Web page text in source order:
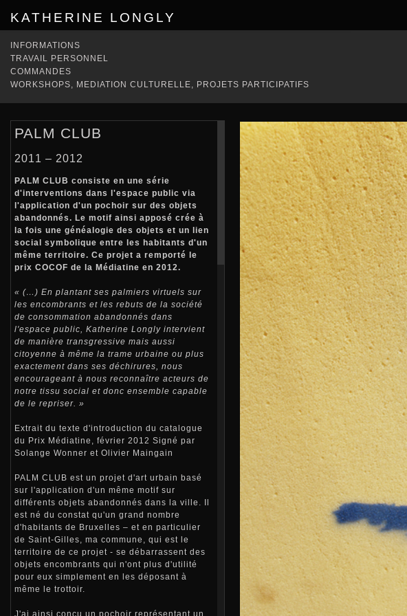
KATHERINE LONGLY
INFORMATIONS
TRAVAIL PERSONNEL
COMMANDES
WORKSHOPS, MEDIATION CULTURELLE, PROJETS PARTICIPATIFS
PALM CLUB
2011 – 2012
PALM CLUB consiste en une série
d'interventions dans l'espace public via
l'application d'un pochoir sur des objets
abandonnés. Le motif ainsi apposé crée à
la fois une généalogie des objets et un lien
social symbolique entre les habitants d'un
même territoire. Ce projet a remporté le
prix COCOF de la Médiatine en 2012.
« (…) En plantant ses palmiers virtuels sur
les encombrants et les rebuts de la société
de consommation abandonnés dans
l'espace public, Katherine Longly intervient
de manière transgressive mais aussi
citoyenne à même la trame urbaine ou plus
exactement dans ses déchirures, nous
encourageant à nous reconnaître acteurs de
notre tissu social et donc ensemble capable
de le repriser. »
Extrait du texte d'introduction du catalogue
du Prix Médiatine, février 2012 Signé par
Solange Wonner et Olivier Maingain
PALM CLUB est un projet d'art urbain basé
sur l'application d'un même motif sur
différents objets abandonnés dans la ville. Il
est né du constat qu'un grand nombre
d'habitants de Bruxelles – et en particulier
de Saint-Gilles, ma commune, qui est le
territoire de ce projet - se débarrassent des
objets encombrants qui n'ont plus d'utilité
pour eux simplement en les déposant à
même le trottoir.
J'ai ainsi conçu un pochoir représentant un